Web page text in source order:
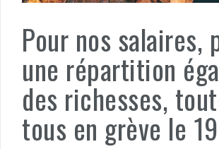
Pour nos salaires,
une répartition
des richesses,
tous en grève le